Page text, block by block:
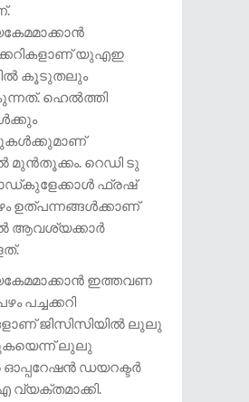
യുഎഇ
കൂടുതലും
ഹെൽത്തി
മുൻതൂക്കം. റെഡി ടു
ഫ്രഷ്
ഉത്പന്നങ്ങൾക്കാണ്
ആവശ്യക്കാർ
ഇത്തവണ
പച്ചക്കറി
ജിസിസിയിൽ ലുലു
ലുലു
ഡയറക്ടർ
വ്യക്തമാക്കി.